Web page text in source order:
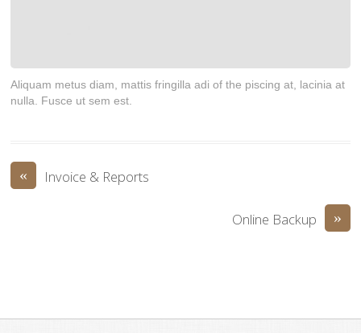
Aliquam metus diam, mattis fringilla adi of the piscing at, lacinia at
nulla. Fusce ut sem est.
« Invoice & Reports
»
Online Backup